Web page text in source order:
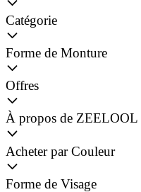
Catégorie
Forme de Monture
Offres
À propos de ZEELOOL
Acheter par Couleur
Forme de Visage